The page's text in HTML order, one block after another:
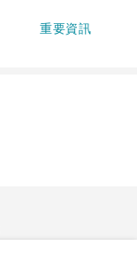
重要資訊